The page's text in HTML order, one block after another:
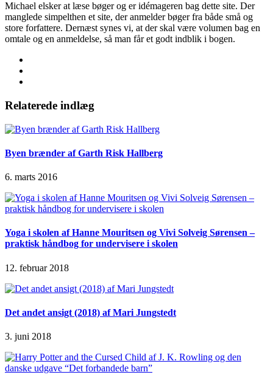
Michael elsker at læse bøger og er idémageren bag dette site. Der
manglede simpelthen et site, der anmelder bøger fra både små og
store forfattere. Dernæst synes vi, at der skal være volumen bag en
omtale og en anmeldelse, så man får et godt indblik i bogen.
Relaterede indlæg
Byen brænder af Garth Risk Hallberg
6. marts 2016
Yoga i skolen af Hanne Mouritsen og Vivi Solveig Sørensen –
praktisk håndbog for undervisere i skolen
12. februar 2018
Det andet ansigt (2018) af Mari Jungstedt
3. juni 2018